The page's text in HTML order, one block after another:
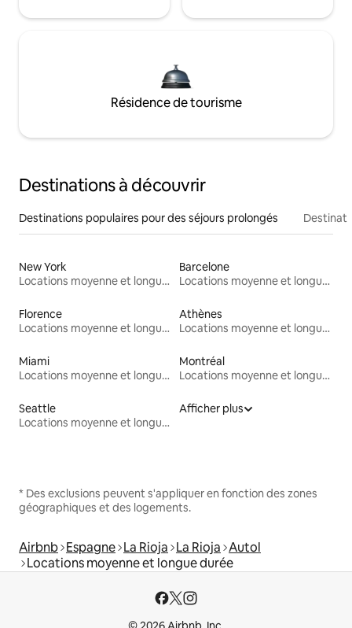
Résidence de tourisme
Destinations à découvrir
Destinations populaires pour des séjours prolongés
New York
Locations moyenne et longue durée
Barcelone
Locations moyenne et longue durée
Florence
Locations moyenne et longue durée
Athènes
Locations moyenne et longue durée
Miami
Locations moyenne et longue durée
Montréal
Locations moyenne et longue durée
Seattle
Locations moyenne et longue durée
Afficher plus
* Des exclusions peuvent s'appliquer en fonction des zones
géographiques et des logements.
Airbnb Espagne La Rioja La Rioja Autol
Locations moyenne et longue durée